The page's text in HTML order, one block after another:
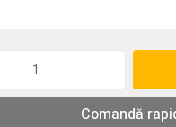
Comandă